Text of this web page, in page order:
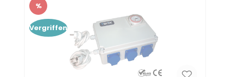
Rabatt
%
Vergriffen